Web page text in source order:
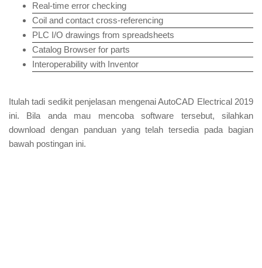
Real-time error checking
Coil and contact cross-referencing
PLC I/O drawings from spreadsheets
Catalog Browser for parts
Interoperability with Inventor
Itulah tadi sedikit penjelasan mengenai AutoCAD Electrical 2019
ini. Bila anda mau mencoba software tersebut, silahkan
download dengan panduan yang telah tersedia pada bagian
bawah postingan ini.